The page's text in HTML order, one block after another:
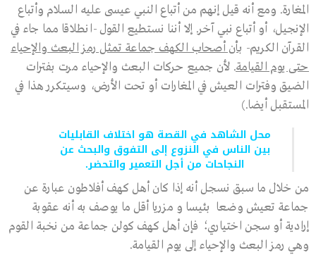
المغارة. ومع أنه قيل إنـهم من أتباع النبي عيسى عليه السلام وأتباع
الإنجيل، أو أتباع نبي آخر. إلا أننا نستطيع القول -انطلاقا مما جاء في
القرآن الكريم- بأن أصحاب الكهف جماعة تمثل رمز البعث والإحياء
حتى يوم القيامة. لأن جميع حركات البعث والإحياء مرت بفترات
الضيق وفترات العيش في المغارات أو تحت الأرض، وسيتكرر هذا في
المستقبل أيضا.)
محل الشاهد في القصة هو اختلاف القابليات
بين الناس في النزوع إلى التفوق والبحث عن
النجاحات من أجل التعمير والتحضر.
من خلال ما سبق نسجل أنه إذا كان أهل كهف أفلاطون عبارة عن
جماعة تعيش وضعا بئيسا و مزريا أقل ما يوصف به أنه عقوبة
إرادية أو سجن اختياري؛ فإن أهل كهف كولن جماعة من نخبة القوم
وهي رمز البعث والإحياء إلى يوم القيامة.